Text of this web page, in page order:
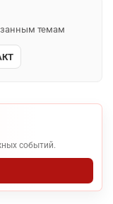
темам
событий.